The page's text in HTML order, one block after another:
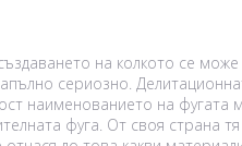
на колкото се
сериозно.
наименованието на фугата
фуга. От своя страна